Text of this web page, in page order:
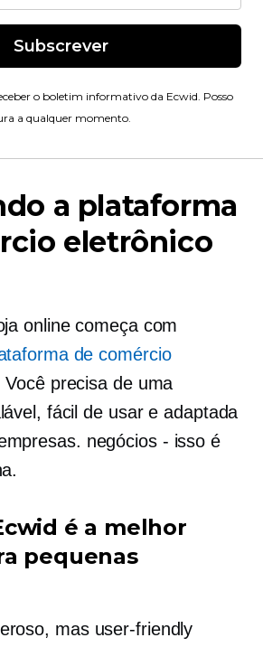
Subscrever
o boletim informativo da Ecwid. Posso
a qualquer momento.
a plataforma
eletrônico
online começa com
de comércio
Você precisa de uma
fácil de usar e adaptada
negócios - isso é
é a melhor
pequenas
mas user-friendly